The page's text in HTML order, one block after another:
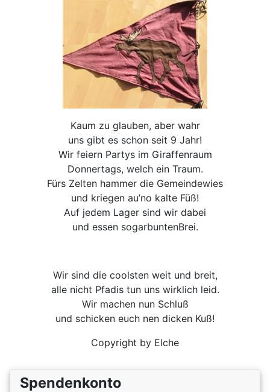
Kaum zu glauben, aber wahr
uns gibt es schon seit 9 Jahr!
Wir feiern Partys im Giraffenraum
Donnertags, welch ein Traum.
Fürs Zelten hammer die Gemeindewies
und kriegen au’no kalte Füß!
Auf jedem Lager sind wir dabei
und essen sogarbuntenBrei.
Wir sind die coolsten weit und breit,
alle nicht Pfadis tun uns wirklich leid.
Wir machen nun Schluß
und schicken euch nen dicken Kuß!
Copyright by Elche
Spendenkonto